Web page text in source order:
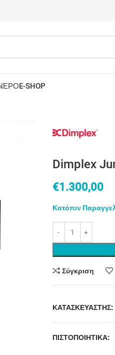
E-SHOP
Dimplex
€1.300,00
Κατόπιν
Σύγκριση
ΚΑΤΑΣΚΕΥΑΣΤΗΣ:
ΠΙΣΤΟΠΟΙΗΤΙΚΑ: